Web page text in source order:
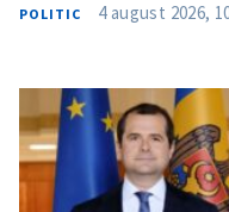
POLITIC 4 august 2026,